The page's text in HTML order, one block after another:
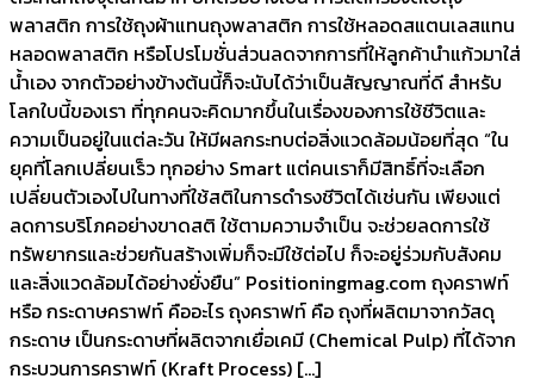
พลาสติก การใช้ถุงผ้าแทนถุงพลาสติก การใช้หลอดสแตนเลสแทน
หลอดพลาสติก หรือโปรโมชั่นส่วนลดจากการที่ให้ลูกค้านำแก้วมาใส่
น้ำเอง จากตัวอย่างข้างต้นนี้ก็จะนับได้ว่าเป็นสัญญาณที่ดี สำหรับ
โลกใบนี้ของเรา ที่ทุกคนจะคิดมากขึ้นในเรื่องของการใช้ชีวิตและ
ความเป็นอยู่ในแต่ละวัน ให้มีผลกระทบต่อสิ่งแวดล้อมน้อยที่สุด “ใน
ยุคที่โลกเปลี่ยนเร็ว ทุกอย่าง Smart แต่คนเราก็มีสิทธิ์ที่จะเลือก
เปลี่ยนตัวเองไปในทางที่ใช้สติในการดำรงชีวิตได้เช่นกัน เพียงแต่
ลดการบริโภคอย่างขาดสติ ใช้ตามความจำเป็น จะช่วยลดการใช้
ทรัพยากรและช่วยกันสร้างเพิ่มก็จะมีใช้ต่อไป ก็จะอยู่ร่วมกับสังคม
และสิ่งแวดล้อมได้อย่างยั่งยืน” Positioningmag.com ถุงคราฟท์
หรือ กระดาษคราฟท์ คืออะไร ถุงคราฟท์ คือ ถุงที่ผลิตมาจากวัสดุ
กระดาษ เป็นกระดาษที่ผลิตจากเยื่อเคมี (Chemical Pulp) ที่ได้จาก
กระบวนการคราฟท์ (Kraft Process) […]